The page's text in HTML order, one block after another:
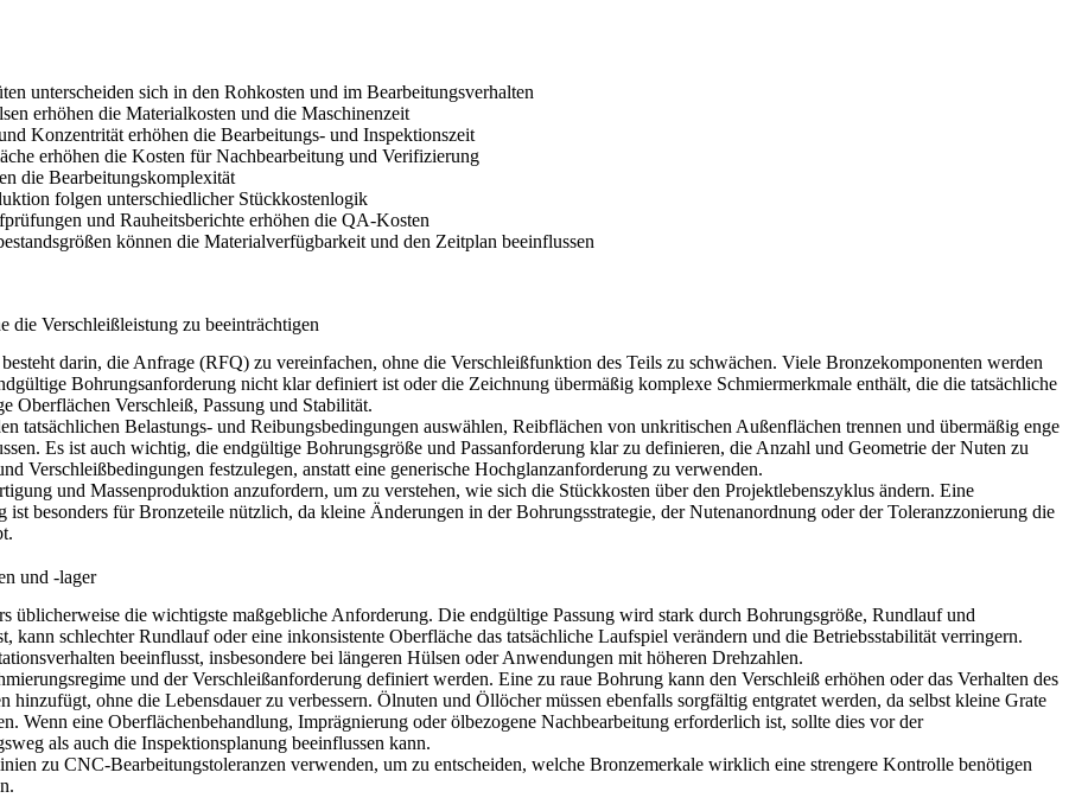
unterscheiden sich in den Rohkosten und im Bearbeitungsverhalten
erhöhen die Materialkosten und die Maschinenzeit
Konzentrität erhöhen die Bearbeitungs- und Inspektionszeit
erhöhen die Kosten für Nachbearbeitung und Verifizierung
die Bearbeitungskomplexität
folgen unterschiedlicher Stückkostenlogik
und Rauheitsberichte erhöhen die QA-Kosten
können die Materialverfügbarkeit und den Zeitplan beeinflussen
die Verschleißleistung zu beeinträchtigen
darin, die Anfrage (RFQ) zu vereinfachen, ohne die Verschleißfunktion des Teils zu schwächen. Viele Bronzekomponenten werden
Bohrungsanforderung nicht klar definiert ist oder die Zeichnung übermäßig komplexe Schmiermerkmale enthält, die die tatsächliche
Oberflächen Verschleiß, Passung und Stabilität.
tatsächlichen Belastungs- und Reibungsbedingungen auswählen, Reibflächen von unkritischen Außenflächen trennen und übermäßig enge
Es ist auch wichtig, die endgültige Bohrungsgröße und Passanforderung klar zu definieren, die Anzahl und Geometrie der Nuten zu
Verschleißbedingungen festzulegen, anstatt eine generische Hochglanzanforderung zu verwenden.
und Massenproduktion anzufordern, um zu verstehen, wie sich die Stückkosten über den Projektlebenszyklus ändern. Eine
ist besonders für Bronzeteile nützlich, da kleine Änderungen in der Bohrungsstrategie, der Nutenanordnung oder der Toleranzzonierung die
und -lager
üblicherweise die wichtigste maßgebliche Anforderung. Die endgültige Passung wird stark durch Bohrungsgröße, Rundlauf und
schlechter Rundlauf oder eine inkonsistente Oberfläche das tatsächliche Laufspiel verändern und die Betriebsstabilität verringern.
beeinflusst, insbesondere bei längeren Hülsen oder Anwendungen mit höheren Drehzahlen.
und der Verschleißanforderung definiert werden. Eine zu raue Bohrung kann den Verschleiß erhöhen oder das Verhalten des
ohne die Lebensdauer zu verbessern. Ölnuten und Öllöcher müssen ebenfalls sorgfältig entgratet werden, da selbst kleine Grate
Wenn eine Oberflächenbehandlung, Imprägnierung oder ölbezogene Nachbearbeitung erforderlich ist, sollte dies vor der
als auch die Inspektionsplanung beeinflussen kann.
zu CNC-Bearbeitungstoleranzen verwenden, um zu entscheiden, welche Bronzemerkale wirklich eine strengere Kontrolle benötigen